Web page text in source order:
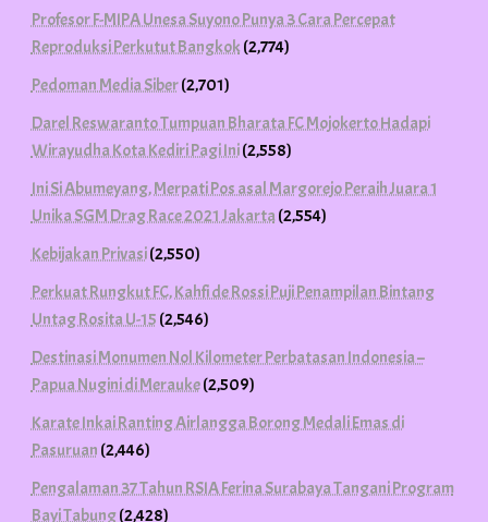
Profesor F-MIPA Unesa Suyono Punya 3 Cara Percepat
Reproduksi Perkutut Bangkok (2,774)
Pedoman Media Siber(2,701)
Darel Reswaranto Tumpuan Bharata FC Mojokerto Hadapi
Wirayudha Kota Kediri Pagi Ini(2,558)
Ini Si Abumeyang, Merpati Pos asal Margorejo Peraih Juara 1
Unika SGM Drag Race 2021 Jakarta(2,554)
Kebijakan Privasi(2,550)
Perkuat Rungkut FC, Kahfi de Rossi Puji Penampilan Bintang
Untag Rosita U-15 (2,546)
Destinasi Monumen Nol Kilometer Perbatasan Indonesia –
Papua Nugini di Merauke(2,509)
Karate Inkai Ranting Airlangga Borong Medali Emas di
Pasuruan (2,446)
Pengalaman 37 Tahun RSIA Ferina Surabaya Tangani Program
Bayi Tabung(2,428)